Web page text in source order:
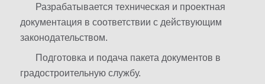
Разрабатывается техническая и проектная
документация в соответствии с действующим
законодательством.
Подготовка и подача пакета документов в
градостроительную службу.